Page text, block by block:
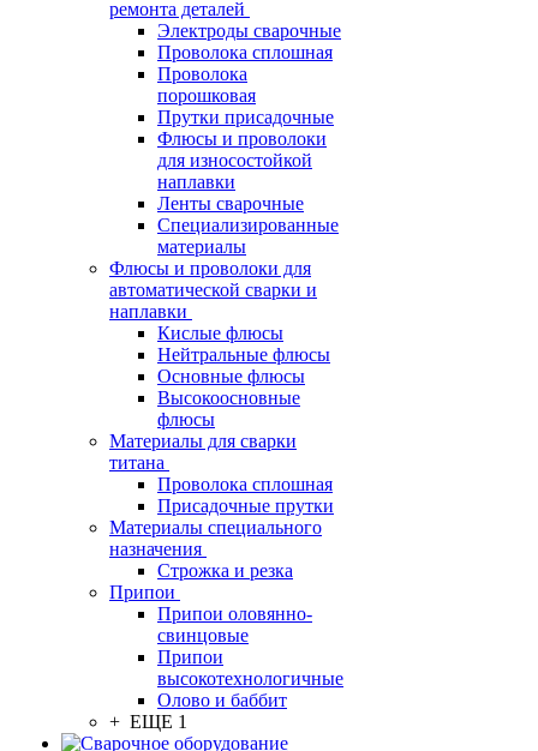
ремонта деталей
Электроды сварочные
Проволока сплошная
Проволока
порошковая
Прутки присадочные
Флюсы и проволоки
для износостойкой
наплавки
Ленты сварочные
Специализированные
материалы
Флюсы и проволоки для
автоматической сварки и
наплавки
Кислые флюсы
Нейтральные флюсы
Основные флюсы
Высокоосновные
флюсы
Материалы для сварки
титана
Проволока сплошная
Присадочные прутки
Материалы специального
назначения
Строжка и резка
Припои
Припои оловянно-
свинцовые
Припои
высокотехнологичные
Олово и баббит
+ ЕЩЕ 1